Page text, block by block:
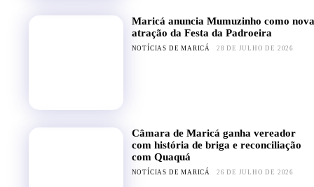
Maricá anuncia Mumuzinho como nova
atração da Festa da Padroeira
NOTÍCIAS DE MARICÁ 28 DE JULHO DE 2026
Câmara de Maricá ganha vereador
com história de briga e reconciliação
com Quaquá
NOTÍCIAS DE MARICÁ 26 DE JULHO DE 2026